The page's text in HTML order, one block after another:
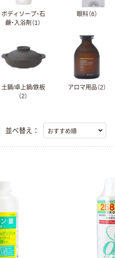
ボディソープ・石
鹸・入浴剤（1）
眼科（6）
土鍋/卓上鍋/鉄板
（2）
アロマ用品（2）
並べ替え：